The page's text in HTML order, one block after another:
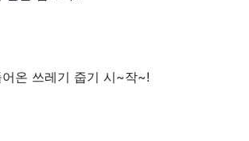
온 쓰레기 줍기 시~작~!